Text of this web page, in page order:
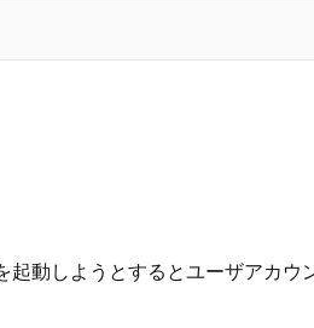
動しようとするとユーザアカ